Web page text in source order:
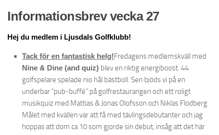
Puttinggreen
18 hålsbanan
Golfbilar
Range
Klubbinfo
Förslag – frågor
Informationsbrev vecka 27
Hej du medlem i Ljusdals Golfklubb!
Tack för en fantastisk helg!Fredagens medlemskväll med
Nine & Dine (and quiz) blev en riktig energiboost. 44
golfspelare spelade nio hål bästboll. Sen bjöds vi på en
underbar “pub-buffé” på golfrestaurangen och ett roligt
musikquiz med Mattias & Jonas Olofsson och Niklas Flodberg.
Målet med kvällen var att få med tävlingsdebutanter och jag
hoppas att dom ca 10 som gjorde sin debut, insåg att det här